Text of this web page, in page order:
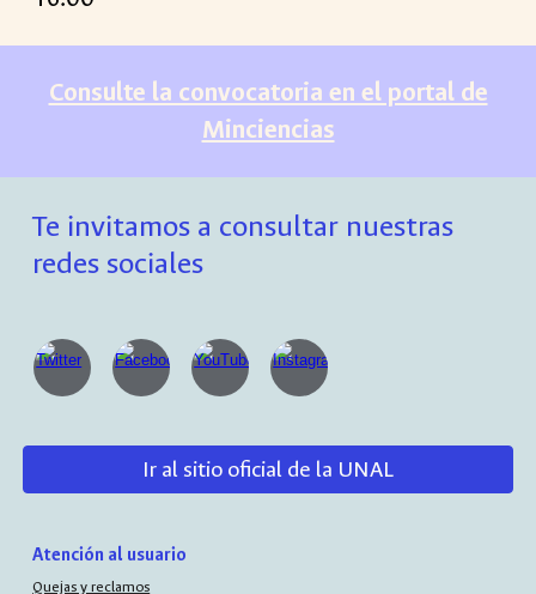
Consulte la convocatoria en el portal de
Minciencias
Te invitamos a consultar nuestras
redes sociales
Ir al sitio oficial de la UNAL
Atención al usuario
Quejas y reclamos